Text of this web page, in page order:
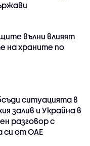
вълни влияят
на храните по
ситуацията в
залив и Украйна в
разговор с
си от ОАЕ